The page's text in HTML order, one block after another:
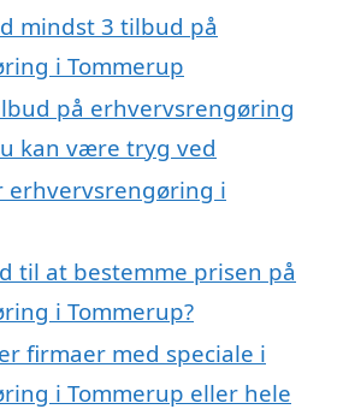
mindst 3 tilbud på
i Tommerup
på erhvervsrengøring
kan være tryg ved
erhvervsrengøring i
til at bestemme prisen på
i Tommerup?
firmaer med speciale i
i Tommerup eller hele